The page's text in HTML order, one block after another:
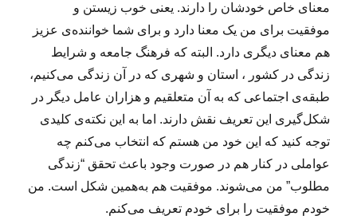
معنای خاص خودشان را دارند. یعنی خوب زیستن و
موفقیت برای من یک معنا دارد و برای شما خواننده‌‌‌ی عزیز
هم معنای دیگری دارد. البته که فرهنگ جامعه‌ و شرایط
زندگی در کشور ، استان و شهری که در آن زندگی می‌کنیم،
طبقه‌ی اجتماعی که به آن متعلقیم و هزاران عامل دیگر در
شکل‌گیری این تعریف نقش دارند. اما به این نکته‌ی کلیدی
توجه کنید که این خود من هستم که انتخاب می‌کنم چه
عواملی در کنار هم در صورت وجود باعث تحقق “زندگی
مطلوب” من می‌شوند. موفقیت هم به‌همین شکل است. من
خودم موفقیت را برای خودم تعریف می‌کنم.